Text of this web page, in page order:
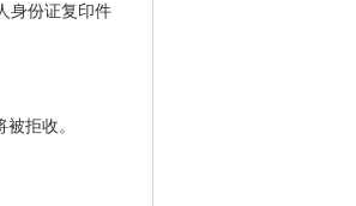
身份证复印件
拒收。